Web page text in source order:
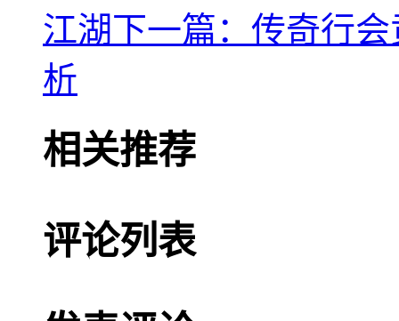
江湖下一篇：传奇行
析
相关推荐
评论列表